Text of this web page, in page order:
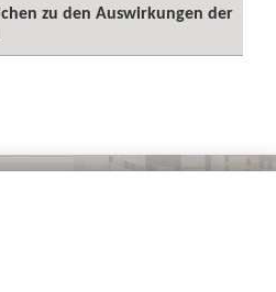
zu den Auswirkungen der